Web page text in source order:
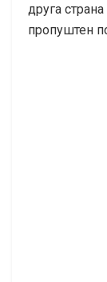
друга
пропуштен